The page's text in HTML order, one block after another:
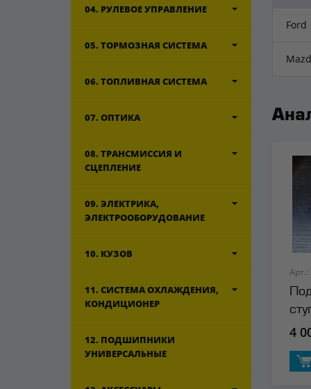
04. РУЛЕВОЕ УПРАВЛЕНИЕ
05. ТОРМОЗНАЯ СИСТЕМА
06. ТОПЛИВНАЯ СИСТЕМА
07. ОПТИКА
08. ТРАНСМИССИЯ И
СЦЕПЛЕНИЕ
09. ЭЛЕКТРИКА,
ЭЛЕКТРООБОРУДОВАНИЕ
10. КУЗОВ
11. СИСТЕМА ОХЛАЖДЕНИЯ,
КОНДИЦИОНЕР
12. ПОДШИПНИКИ
УНИВЕРСАЛЬНЫЕ
Ford
Арт.:
4